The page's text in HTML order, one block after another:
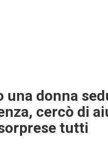
una donna
cercò di
tutti